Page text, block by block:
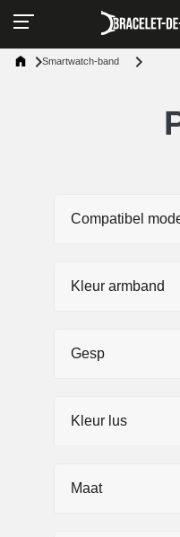
Smartwatch-band
Compatibel
Kleur armband
Gesp
Kleur lus
Maat